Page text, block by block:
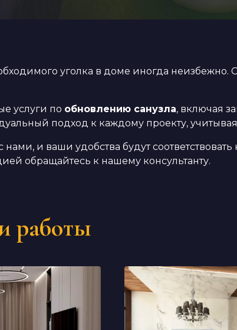
уголка в доме иногда
услуги по обновлению санузла, включая
подход к каждому проекту,
нами, и ваши удобства будут
обращайтесь к нашему консультанту.
работы